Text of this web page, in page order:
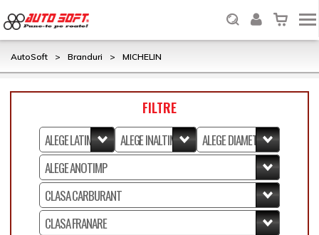
AutoSoft > Branduri > MICHELIN
FILTRE